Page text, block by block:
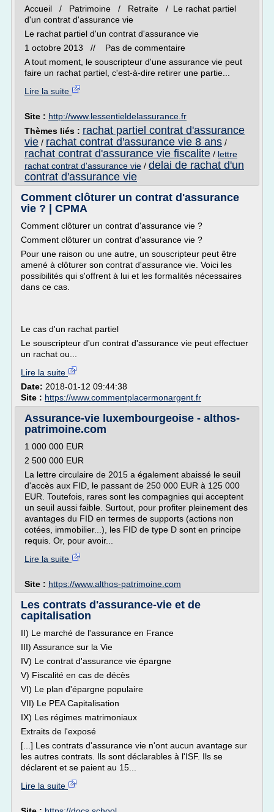
Accueil / Patrimoine / Retraite / Le rachat partiel
d'un contrat d'assurance vie
Le rachat partiel d'un contrat d'assurance vie
1 octobre 2013 // Pas de commentaire
A tout moment, le souscripteur d'une assurance vie peut
faire un rachat partiel, c'est-à-dire retirer une partie...
Lire la suite
Site : http://www.lessentieldelassurance.fr
Thèmes liés : rachat partiel contrat d'assurance
vie / rachat contrat d'assurance vie 8 ans /
rachat contrat d'assurance vie fiscalite / lettre
rachat contrat d'assurance vie / delai de rachat d'un
contrat d'assurance vie
Comment clôturer un contrat d'assurance
vie ? | CPMA
Comment clôturer un contrat d'assurance vie ?
Comment clôturer un contrat d'assurance vie ?
Pour une raison ou une autre, un souscripteur peut être
amené à clôturer son contrat d'assurance vie. Voici les
possibilités qui s'offrent à lui et les formalités nécessaires
dans ce cas.
Le cas d'un rachat partiel
Le souscripteur d'un contrat d'assurance vie peut effectuer
un rachat ou...
Lire la suite
Date: 2018-01-12 09:44:38
Site : https://www.commentplacermonargent.fr
Assurance-vie luxembourgeoise - althos-
patrimoine.com
1 000 000 EUR
2 500 000 EUR
La lettre circulaire de 2015 a également abaissé le seuil
d'accès aux FID, le passant de 250 000 EUR à 125 000
EUR. Toutefois, rares sont les compagnies qui acceptent
un seuil aussi faible. Surtout, pour profiter pleinement des
avantages du FID en termes de supports (actions non
cotées, immobilier...), les FID de type D sont en principe
requis. Or, pour avoir...
Lire la suite
Site : https://www.althos-patrimoine.com
Les contrats d'assurance-vie et de
capitalisation
II) Le marché de l'assurance en France
III) Assurance sur la Vie
IV) Le contrat d'assurance vie épargne
V) Fiscalité en cas de décès
VI) Le plan d'épargne populaire
VII) Le PEA Capitalisation
IX) Les régimes matrimoniaux
Extraits de l'exposé
[...] Les contrats d'assurance vie n'ont aucun avantage sur
les autres contrats. Ils sont déclarables à l'ISF. Ils se
déclarent et se paient au 15...
Lire la suite